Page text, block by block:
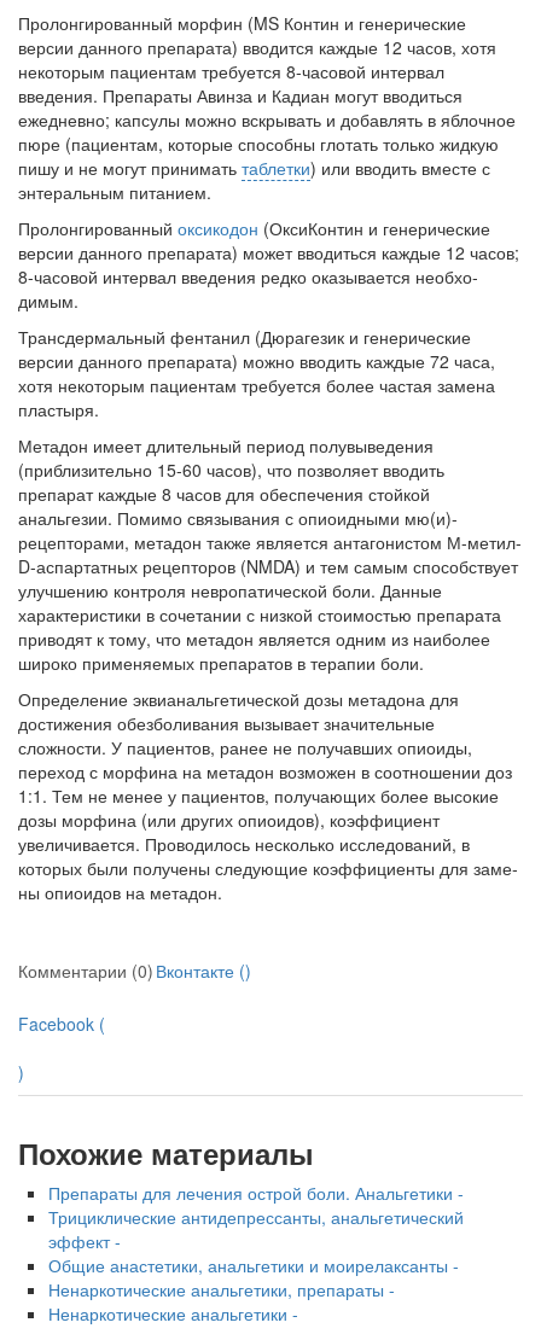
Пролонгированный морфин (MS Контин и генерические
версии данного препарата) вво­дится каждые 12 часов, хотя
некоторым паци­ентам требуется 8-часовой интервал
введения. Препараты Авинза и Кадиан могут вводиться
ежедневно; капсулы можно вскрывать и до­бавлять в яблочное
пюре (пациентам, которые способны глотать только жидкую
пишу и не могут принимать таблетки) или вводить вме­сте с
энтеральным питанием.
Пролонгированный оксикодон (ОксиКонтин и генерические
версии данного препарата) может вводиться каждые 12 часов;
8-часовой интервал введения редко оказывается необхо­
димым.
Трансдермальный фентанил (Дюрагезик и генерические
версии данного препарата) можно вводить каждые 72 часа,
хотя некоторым паци­ентам требуется более частая замена
пластыря.
Метадон имеет длительный период полувы­ведения
(приблизительно 15-60 часов), что по­зволяет вводить
препарат каждые 8 часов для обеспечения стойкой
анальгезии. Помимо свя­зывания с опиоидными мю(и)-
рецепторами, ме­тадон также является антагонистом М-метил-
D-аспартатных рецепторов (NMDA) и тем самым способствует
улучшению контроля невропатиче­ской боли. Данные
характеристики в сочетании с низкой стоимостью препарата
приводят к тому, что метадон является одним из наиболее
широко применяемых препаратов в терапии боли.
Определение эквианальгетической дозы метадона для
достижения обезболивания вы­зывает значительные
сложности. У пациентов, ранее не получавших опиоиды,
переход с мор­фина на метадон возможен в соотношении доз
1:1. Тем не менее у пациентов, получающих более высокие
дозы морфина (или других опи­оидов), коэффициент
увеличивается. Проводи­лось несколько исследований, в
которых были получены следующие коэффициенты для заме­
ны опиоидов на метадон.
Комментарии (0) Вконтакте ()
Facebook (
)
Похожие материалы
Препараты для лечения острой боли. Анальгетики -
Трициклические антидепрессанты, анальгетический
эффект -
Общие анастетики, анальгетики и моирелаксанты -
Ненаркотические анальгетики, препараты -
Ненаркотические анальгетики -